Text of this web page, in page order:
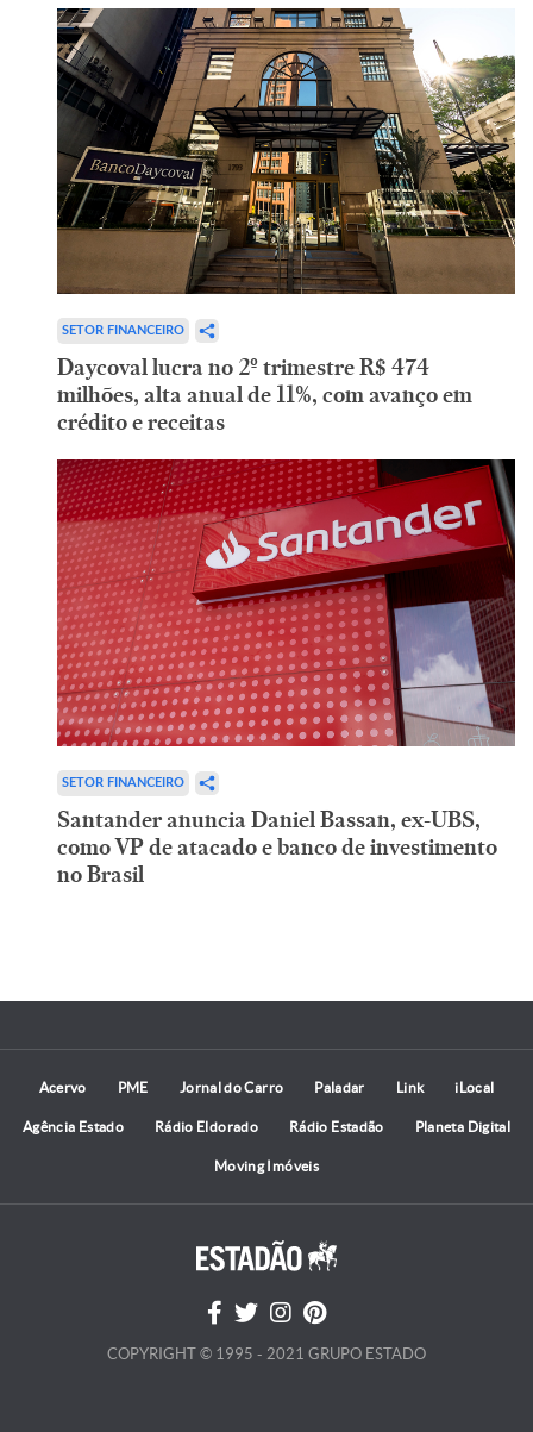
SETOR FINANCEIRO
Daycoval lucra no 2º trimestre R$ 474
milhões, alta anual de 11%, com avanço em
crédito e receitas
SETOR FINANCEIRO
Santander anuncia Daniel Bassan, ex-UBS,
como VP de atacado e banco de investimento
no Brasil
Acervo PME Jornal do Carro Paladar Link iLocal
Agência Estado Rádio Eldorado Rádio Estadão Planeta Digital
Moving Imóveis
COPYRIGHT © 1995 - 2021 GRUPO ESTADO